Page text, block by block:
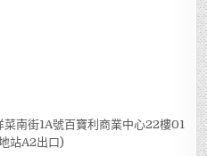
南街1A號百寶利商業中心22樓01
站A2出口)